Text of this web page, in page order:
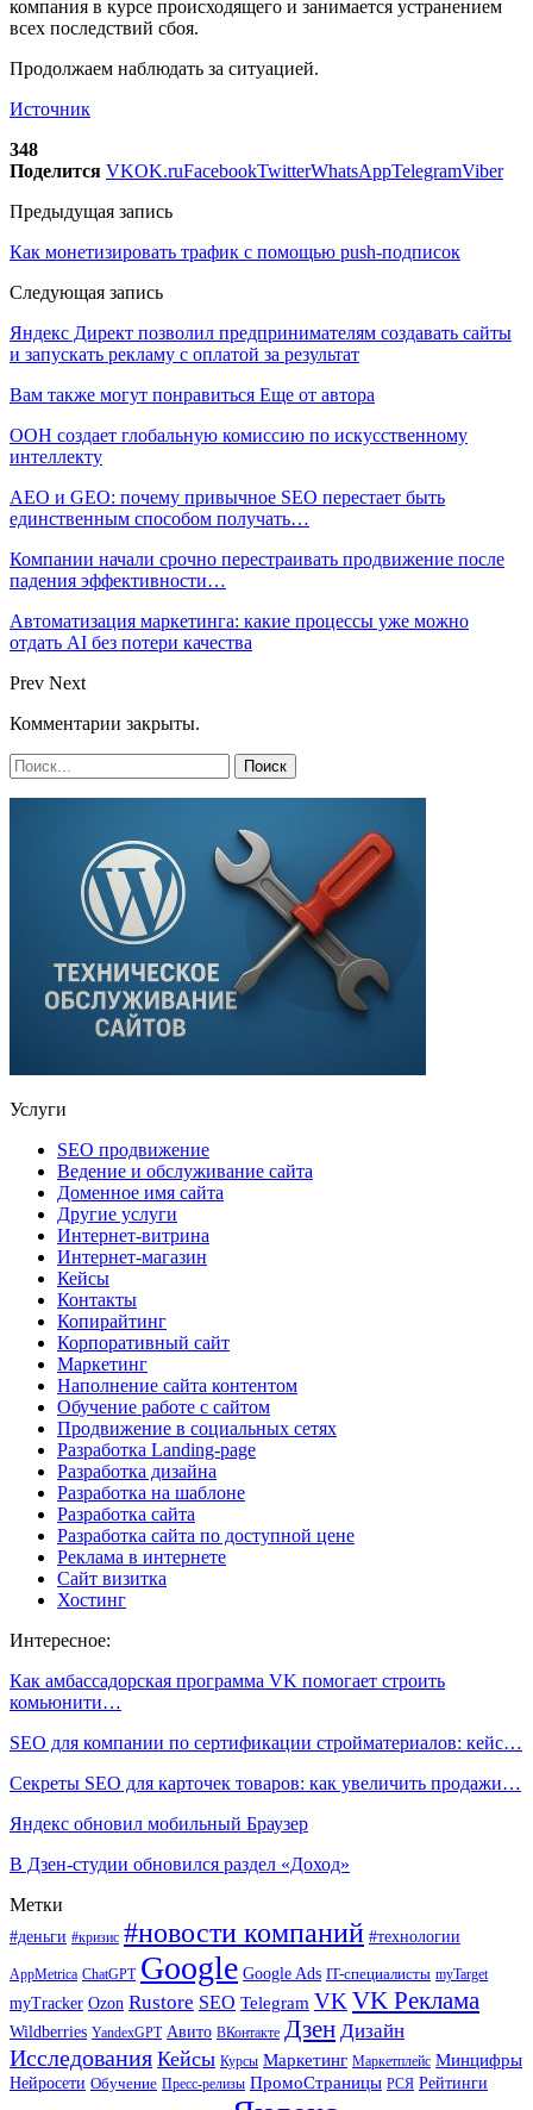
компания в курсе происходящего и занимается устранением
всех последствий сбоя.
Продолжаем наблюдать за ситуацией.
Источник
348
Поделится VKOK.ruFacebookTwitterWhatsAppTelegramViber
Предыдущая запись
Как монетизировать трафик с помощью push-подписок
Следующая запись
Яндекс Директ позволил предпринимателям создавать сайты
и запускать рекламу с оплатой за результат
Вам также могут понравиться Еще от автора
ООН создает глобальную комиссию по искусственному
интеллекту
AEO и GEO: почему привычное SEO перестает быть
единственным способом получать…
Компании начали срочно перестраивать продвижение после
падения эффективности…
Автоматизация маркетинга: какие процессы уже можно
отдать AI без потери качества
Prev Next
Комментарии закрыты.
Услуги
SEO продвижение
Ведение и обслуживание сайта
Доменное имя сайта
Другие услуги
Интернет-витрина
Интернет-магазин
Кейсы
Контакты
Копирайтинг
Корпоративный сайт
Маркетинг
Наполнение сайта контентом
Обучение работе с сайтом
Продвижение в социальных сетях
Разработка Landing-page
Разработка дизайна
Разработка на шаблоне
Разработка сайта
Разработка сайта по доступной цене
Реклама в интернете
Сайт визитка
Хостинг
Интересное:
Как амбассадорская программа VK помогает строить
комьюнити…
SEO для компании по сертификации стройматериалов: кейс…
Секреты SEO для карточек товаров: как увеличить продажи…
Яндекс обновил мобильный Браузер
В Дзен-студии обновился раздел «Доход»
Метки
#деньги #кризис #новости компаний #технологии
AppMetrica ChatGPT Google Google Ads IT-специалисты myTarget
myTracker Ozon Rustore SEO Telegram VK VK Реклама
Wildberries YandexGPT Авито ВКонтакте Дзен Дизайн
Исследования Кейсы Курсы Маркетинг Маркетплейс Минцифры
Нейросети Обучение Пресс-релизы ПромоСтраницы РСЯ Рейтинги